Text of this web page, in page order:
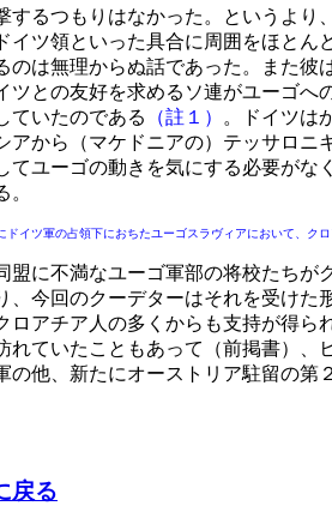
るつもりはなかった。というよ
イツ領といった具合に周囲をほと
は無理からぬ話であった。また
との友好を求めるソ連がユーゴ
ていたのである
（註１）
。ドイツは
アから（マケドニアの）テッサロ
てユーゴの動きを気にする必要が
ツ軍の占領下におちたユーゴスラヴィアにおいて、ク
に不満なユーゴ軍部の将校たちが
、今回のクーデターはそれを受け
アチア人の多くからも支持が得
れていたこともあって（前掲書）
他、新たにオーストリア駐留の
戻る